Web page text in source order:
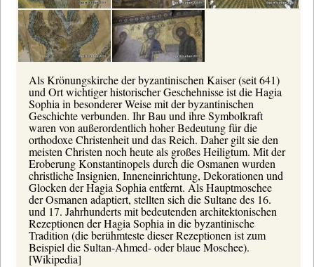
Als Krönungskirche der byzantinischen Kaiser (seit 641)
und Ort wichtiger historischer Geschehnisse ist die Hagia
Sophia in besonderer Weise mit der byzantinischen
Geschichte verbunden. Ihr Bau und ihre Symbolkraft
waren von außerordentlich hoher Bedeutung für die
orthodoxe Christenheit und das Reich. Daher gilt sie den
meisten Christen noch heute als großes Heiligtum. Mit der
Eroberung Konstantinopels durch die Osmanen wurden
christliche Insignien, Inneneinrichtung, Dekorationen und
Glocken der Hagia Sophia entfernt. Als Hauptmoschee
der Osmanen adaptiert, stellten sich die Sultane des 16.
und 17. Jahrhunderts mit bedeutenden architektonischen
Rezeptionen der Hagia Sophia in die byzantinische
Tradition (die berühmteste dieser Rezeptionen ist zum
Beispiel die Sultan-Ahmed- oder blaue Moschee).
[Wikipedia]